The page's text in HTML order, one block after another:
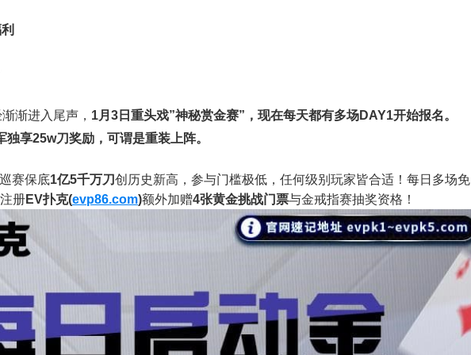
渐进入尾声， 1月3日重头戏”神秘赏金赛”，现在每天都有多场DAY1开始报名。
享25w刀奖励，可谓是重装上阵。
赛保底1亿5千万刀创历史新高，参与门槛极低，任何级别玩家皆合适！每日多场免
册EV扑克(evp86.com)额外加赠4张黄金挑战门票与金戒指赛抽奖资格！